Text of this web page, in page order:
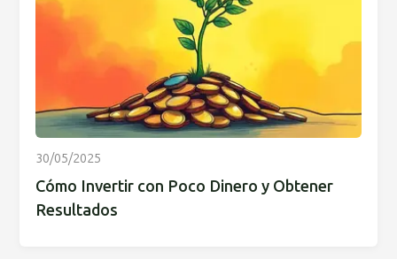
30/05/2025
Cómo Invertir con Poco Dinero y Obtener
Resultados